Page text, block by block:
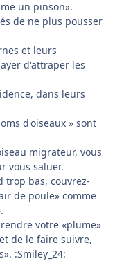
un pinson».
de ne plus pousser
et leurs
d'attraper les
dans leurs
d'oiseaux » sont
migrateur, vous
vous saluer.
trop bas, couvrez-
de poule» comme
votre «plume»
de le faire suivre,
:Smiley_24: